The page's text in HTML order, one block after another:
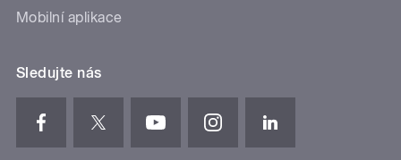
Mobilní aplikace
Sledujte nás